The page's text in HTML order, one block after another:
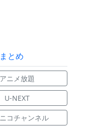
とめ
アニメ放題
U-NEXT
コチャンネル